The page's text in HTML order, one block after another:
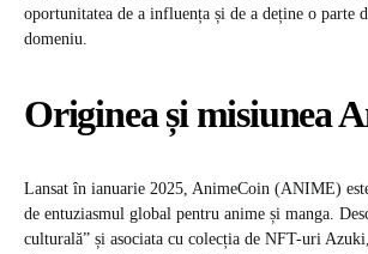
oportunitatea de a influența și de a deține o parte
domeniu.​
Originea și misiunea
Lansat în ianuarie 2025, AnimeCoin (ANIME)
de entuziasmul global pentru anime și manga.
culturală” și asociata cu colecția de NFT-uri